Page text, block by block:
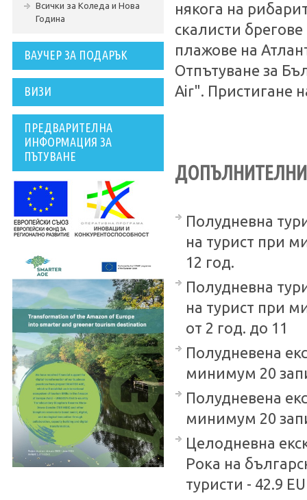
Всички за Коледа и Нова
Година
ВАУЧЕР ЗА ПОДАРЪК
ВИЗИ
ПРЕДВАРИТЕЛНА
ИНФОРМАЦИЯ ЗА
ПЪТУВАНЕ
някога на
скалисти
плажове на
Отпътуване за
Air". Пристигане
Полудневна
на турист при
12 год.
Полудневна
на турист при
от 2 год. до 11
Полудневена
минимум 20
Полудневена
минимум 20
Целодневна
Рока на
туристи - 42.9